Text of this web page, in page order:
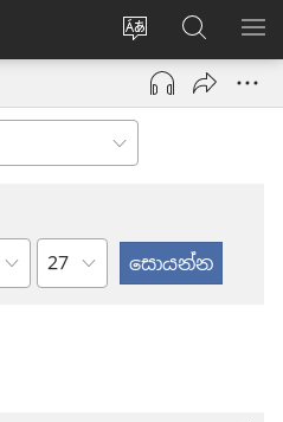
Change
site
language
ලොගින්
(opens
window)
JW.ORG
වෙබ්
අඩවියෙන්
පරිච්ඡේදය